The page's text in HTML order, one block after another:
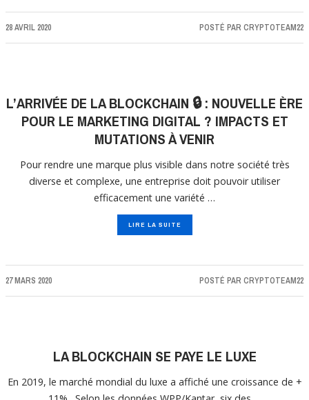
28 AVRIL 2020 POSTÉ PAR CRYPTOTEAM22
L’ARRIVÉE DE LA BLOCKCHAIN 🔒 : NOUVELLE ÈRE
POUR LE MARKETING DIGITAL ? IMPACTS ET
MUTATIONS À VENIR
Pour rendre une marque plus visible dans notre société très
diverse et complexe, une entreprise doit pouvoir utiliser
efficacement une variété …
LIRE LA SUITE
27 MARS 2020 POSTÉ PAR CRYPTOTEAM22
LA BLOCKCHAIN SE PAYE LE LUXE
En 2019, le marché mondial du luxe a affiché une croissance de +